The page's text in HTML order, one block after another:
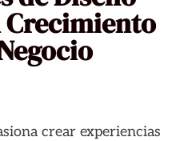
Crecimiento
crear experiencias